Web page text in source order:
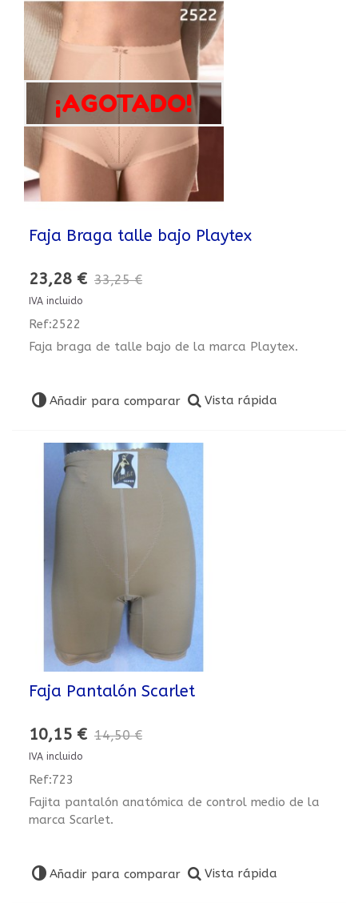
¡AGOTADO!
Faja Braga talle bajo Playtex
23,28 € 33,25 €
IVA incluido
Ref:2522
Faja braga de talle bajo de la marca Playtex.
Añadir para comparar Vista rápida
Faja Pantalón Scarlet
10,15 € 14,50 €
IVA incluido
Ref:723
Fajita pantalón anatómica de control medio de la
marca Scarlet.
Añadir para comparar Vista rápida